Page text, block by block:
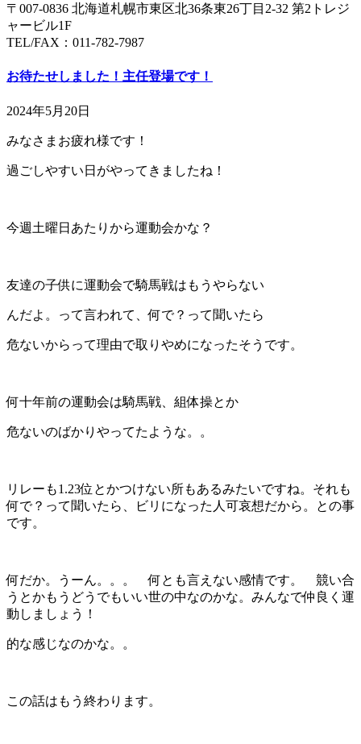
〒007-0836 北海道札幌市東区北36条東26丁目2-32 第2トレジ
ャービル1F
TEL/FAX：011-782-7987
お待たせしました！主任登場です！
2024年5月20日
みなさまお疲れ様です！
過ごしやすい日がやってきましたね！
今週土曜日あたりから運動会かな？
友達の子供に運動会で騎馬戦はもうやらない
んだよ。って言われて、何で？って聞いたら
危ないからって理由で取りやめになったそうです。
何十年前の運動会は騎馬戦、組体操とか
危ないのばかりやってたような。。
リレーも1.23位とかつけない所もあるみたいですね。それも
何で？って聞いたら、ビリになった人可哀想だから。との事
です。
何だか。うーん。。。 何とも言えない感情です。 競い合
うとかもうどうでもいい世の中なのかな。みんなで仲良く運
動しましょう！
的な感じなのかな。。
この話はもう終わります。